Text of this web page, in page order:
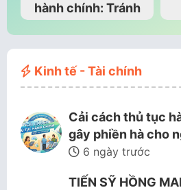
hành chính: Tránh
gây phiền hà cho
người…
Kinh tế - Tài chính
Cải cách thủ tục
gây phiền hà cho
6 ngày trước
TIẾN SỸ HỒNG